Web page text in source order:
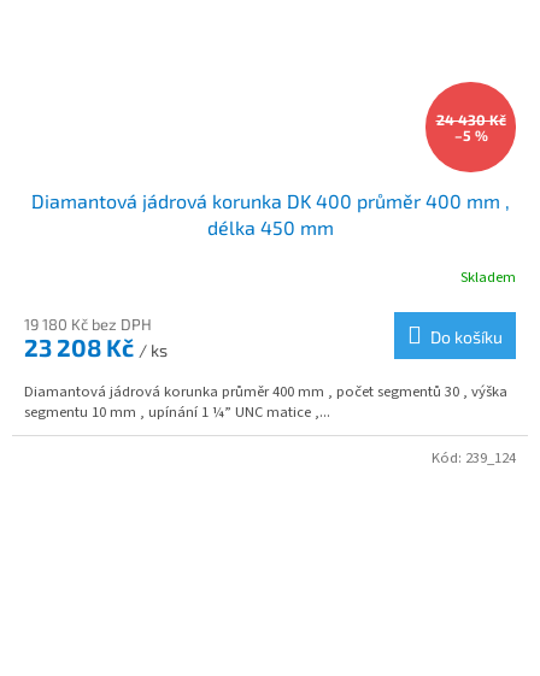
24 430 Kč
–5 %
Diamantová jádrová korunka DK 400 průměr 400 mm ,
délka 450 mm
Skladem
19 180 Kč bez DPH
23 208 Kč / ks
Do košíku
Diamantová jádrová korunka průměr 400 mm , počet segmentů 30 , výška
segmentu 10 mm , upínání 1 ¼” UNC matice ,...
Kód: 239_124